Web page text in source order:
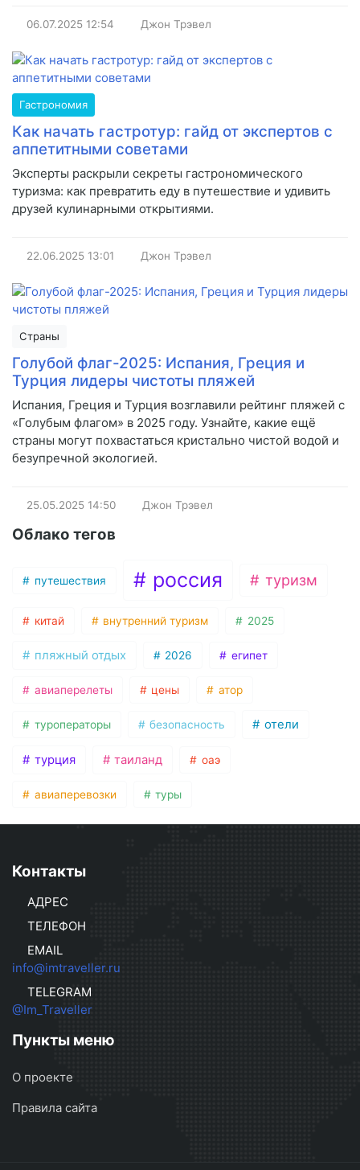
06.07.2025 12:54 Джон Трэвел
Гастрономия
Как начать гастротур: гайд от экспертов с
аппетитными советами
Эксперты раскрыли секреты гастрономического
туризма: как превратить еду в путешествие и удивить
друзей кулинарными открытиями.
22.06.2025 13:01 Джон Трэвел
Страны
Голубой флаг-2025: Испания, Греция и
Турция лидеры чистоты пляжей
Испания, Греция и Турция возглавили рейтинг пляжей с
«Голубым флагом» в 2025 году. Узнайте, какие ещё
страны могут похвастаться кристально чистой водой и
безупречной экологией.
25.05.2025 14:50 Джон Трэвел
Облако тегов
путешествия россия туризм
китай внутренний туризм 2025
пляжный отдых 2026 египет
авиаперелеты цены атор
туроператоры безопасность отели
турция таиланд оаэ
авиаперевозки туры
Контакты
АДРЕС
ТЕЛЕФОН
EMAIL
info@imtraveller.ru
TELEGRAM
@Im_Traveller
Пункты меню
О проекте
Правила сайта